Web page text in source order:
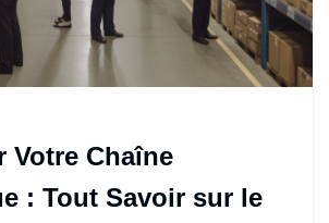
Votre Chaîne
: Tout Savoir sur le